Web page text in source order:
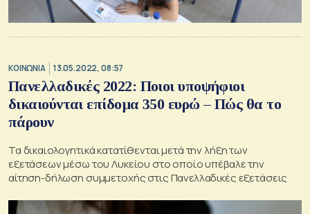
ΚΟΙΝΩΝΙΑ 13.05.2022, 08:57
Πανελλαδικές 2022: Ποιοι υποψήφιοι
δικαιούνται επίδομα 350 ευρώ – Πώς θα το
πάρουν
Τα δικαιολογητικά κατατίθενται μετά την λήξη των
εξετάσεων μέσω του Λυκείου στο οποίο υπέβαλε την
αίτηση-δήλωση συμμετοχής στις Πανελλαδικές εξετάσεις